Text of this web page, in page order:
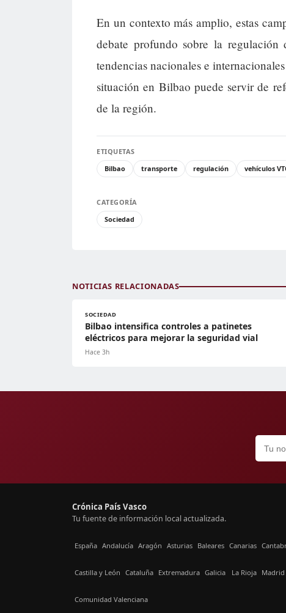
En un contexto más amplio, estas
debate profundo sobre la
tendencias nacionales e
situación en Bilbao puede servir de
de la región.
ETIQUETAS
Bilbao
transporte regulación vehículos
CATEGORÍA
Sociedad
NOTICIAS RELACIONADAS
SOCIEDAD
Bilbao intensifica controles a patinetes
eléctricos para mejorar la seguridad vial
Hace 3h
Crónica País Vasco
Tu fuente de información local actualizada.
España Andalucía Aragón Asturias Baleares Canarias
Castilla y León Cataluña Extremadura Galicia La Rioja Madrid
Comunidad Valenciana